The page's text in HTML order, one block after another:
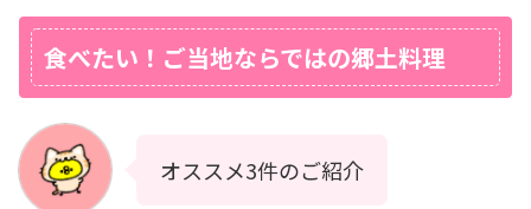
食べたい！ご当地ならではの郷土料理
オススメ3件のご紹介